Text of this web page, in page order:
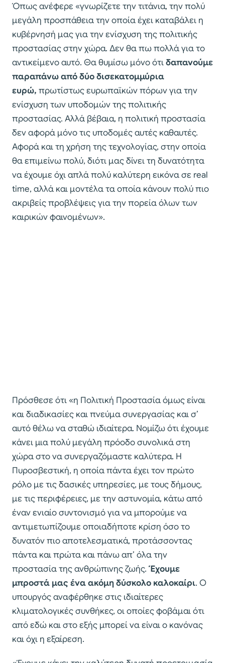
Όπως ανέφερε «γνωρίζετε την τιτάνια, την πολύ
μεγάλη προσπάθεια την οποία έχει καταβάλει η
κυβέρνησή μας για την ενίσχυση της πολιτικής
προστασίας στην χώρα. Δεν θα πω πολλά για το
αντικείμενο αυτό. Θα θυμίσω μόνο ότιδαπανούμε
παραπάνω από δύο δισεκατομμύρια
ευρώ, πρωτίστως ευρωπαϊκών πόρων για την
ενίσχυση των υποδομών της πολιτικής
προστασίας. Αλλά βέβαια, η πολιτική προστασία
δεν αφορά μόνο τις υποδομές αυτές καθαυτές.
Αφορά και τη χρήση της τεχνολογίας, στην οποία
θα επιμείνω πολύ, διότι μας δίνει τη δυνατότητα
να έχουμε όχι απλά πολύ καλύτερη εικόνα σε real
time, αλλά και μοντέλα τα οποία κάνουν πολύ πιο
ακριβείς προβλέψεις για την πορεία όλων των
καιρικών φαινομένων».
Πρόσθεσε ότι «η Πολιτική Προστασία όμως είναι
και διαδικασίες και πνεύμα συνεργασίας και σ’
αυτό θέλω να σταθώ ιδιαίτερα. Νομίζω ότι έχουμε
κάνει μια πολύ μεγάλη πρόοδο συνολικά στη
χώρα στο να συνεργαζόμαστε καλύτερα. Η
Πυροσβεστική, η οποία πάντα έχει τον πρώτο
ρόλο με τις δασικές υπηρεσίες, με τους δήμους,
με τις περιφέρειες, με την αστυνομία, κάτω από
έναν ενιαίο συντονισμό για να μπορούμε να
αντιμετωπίζουμε οποιαδήποτε κρίση όσο το
δυνατόν πιο αποτελεσματικά, προτάσσοντας
πάντα και πρώτα και πάνω απ’ όλα την
προστασία της ανθρώπινης ζωής. Έχουμε
μπροστά μας ένα ακόμη δύσκολο καλοκαίρι. Ο
υπουργός αναφέρθηκε στις ιδιαίτερες
κλιματολογικές συνθήκες, οι οποίες φοβάμαι ότι
από εδώ και στο εξής μπορεί να είναι ο κανόνας
και όχι η εξαίρεση.